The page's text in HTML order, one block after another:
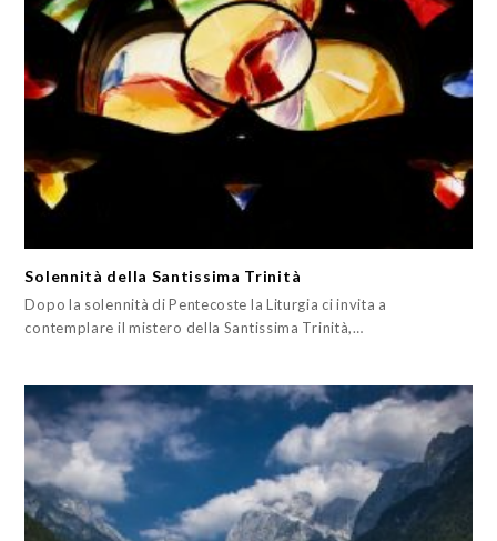
Solennità della Santissima Trinità
Dopo la solennità di Pentecoste la Liturgia ci invita a
contemplare il mistero della Santissima Trinità,…